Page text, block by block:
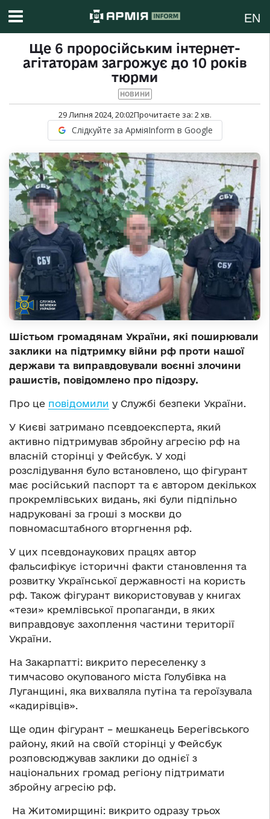
EN
Ще 6 проросійським інтернет-
агітаторам загрожує до 10 років
тюрми
НОВИНИ
29 Липня 2024, 20:02Прочитаєте за: 2хв.
Слідкуйте за АрміяInform в Google
Шістьом громадянам України, які поширювали
заклики на підтримку війни рф проти нашої
держави та виправдовували воєнні злочини
рашистів, повідомлено про підозру.
Про це повідомили у Службі безпеки України.
У Києві затримано псевдоексперта, який
активно підтримував збройну агресію рф на
власній сторінці у Фейсбук. У ході
розслідування було встановлено, що фігурант
має російський паспорт та є автором декількох
прокремлівських видань, які були підпільно
надруковані за гроші з москви до
повномасштабного вторгнення рф.
У цих псевдонаукових працях автор
фальсифікує історичні факти становлення та
розвитку Української державності на користь
рф. Також фігурант використовував у книгах
«тези» кремлівської пропаганди, в яких
виправдовує захоплення частини території
України.
️На Закарпатті: викрито переселенку з
тимчасово окупованого міста Голубівка на
Луганщині, яка вихваляла путіна та героїзувала
«кадирівців».
Ще один фігурант – мешканець Берегівського
району, який на своїй сторінці у Фейсбук
розповсюджував заклики до однієї з
національних громад регіону підтримати
збройну агресію рф.
️ На Житомирщині: викрито одразу трьох